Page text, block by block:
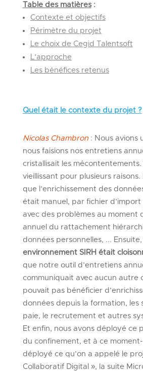
Table des matières:
Contexte et objectifs
Périmètre du projet
Le choix de Cegid Talentsoft
L’approche
Les bénéfices retenus
Quel était le contexte du projet ?
Nicolas Chambron : Nous avions
nous faisions nos entretiens
cristallisait les
vieillissant pour plusieurs raisons.
que l’enrichissement des
était manuel, par fichier d’import
avec des problèmes au moment
annuel du rattachement
données personnelles, .. .
environnement SIRH était
que notre outil d’entretiens
communiquait avec aucun autre
pouvait pas bénéficier
données depuis la formation, les
paie, le recrutement et autres
Et enfin, nous avons déployé ce
du confinement, et à ce
déployé ce qu’on a appelé le
Collaboratif Digital », la suite